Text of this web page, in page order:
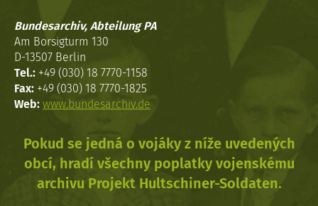
Bundesarchiv, Abteilung PA
Am Borsigturm 130
D-13507 Berlin
Tel.: +49 (030) 18 7770-1158
Fax: +49 (030) 18 7770-1825
Web: www.bundesarchiv.de
Pokud se jedná o vojáky z níže uvedených
obcí, hradí všechny poplatky vojenskému
archivu Projekt Hultschiner-Soldaten.